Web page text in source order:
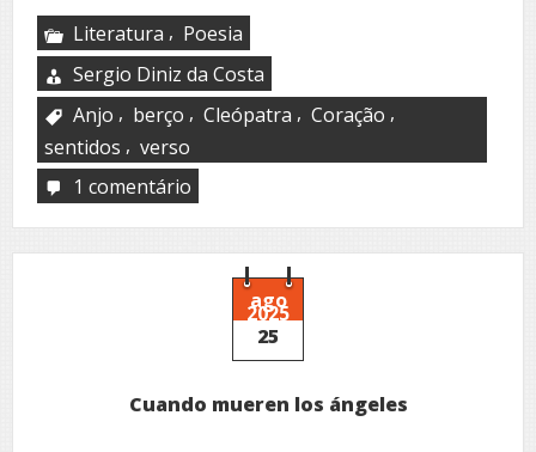
Literatura , Poesia
Sergio Diniz da Costa
Anjo , berço , Cleópatra , Coração ,
sentidos , verso
1 comentário
de
paixão
ago
2025
25
Cuando mueren los ángeles